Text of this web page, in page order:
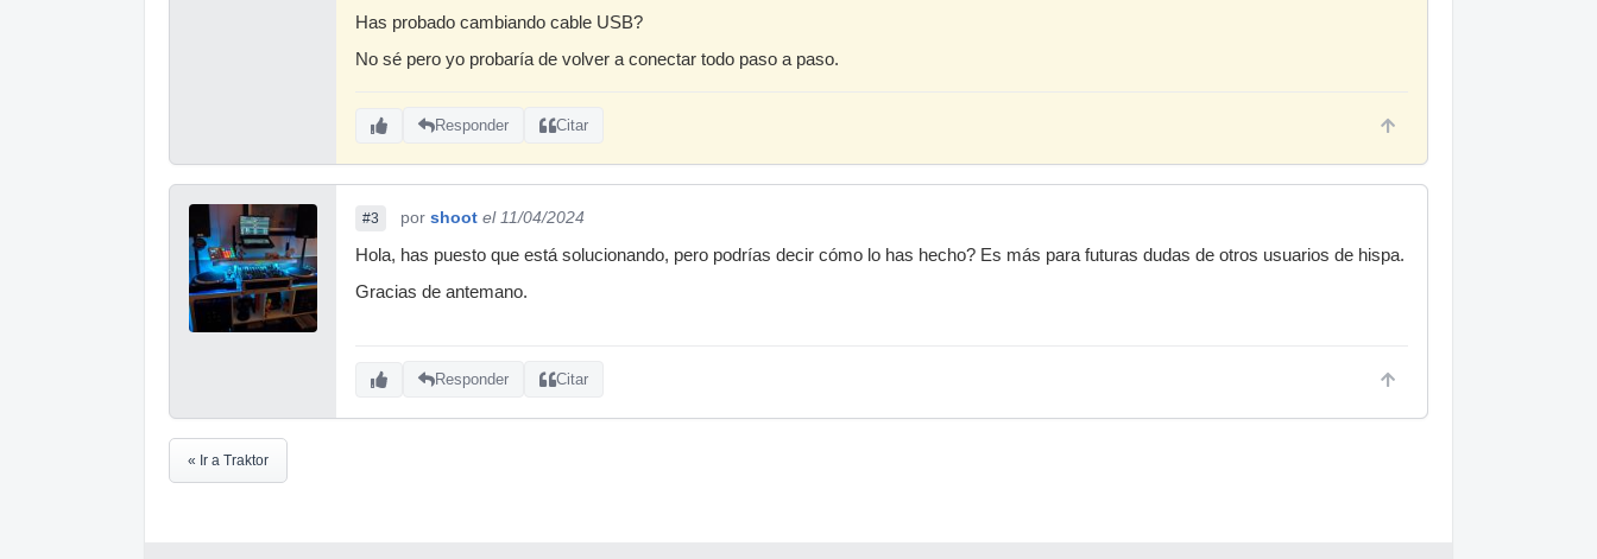
Has probado cambiando cable USB?
No sé pero yo probaría de volver a conectar todo paso a paso.
Responder Citar
#3 por shoot el 11/04/2024
Hola, has puesto que está solucionando, pero podrías decir cómo lo has hecho? Es más para futuras dudas de otros usuarios de hispa.
Gracias de antemano.
Responder Citar
« Ir a Traktor